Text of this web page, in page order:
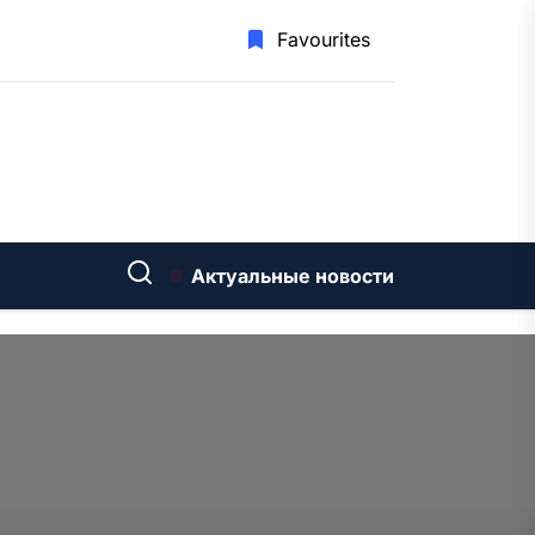
Favourites
Актуальные новости